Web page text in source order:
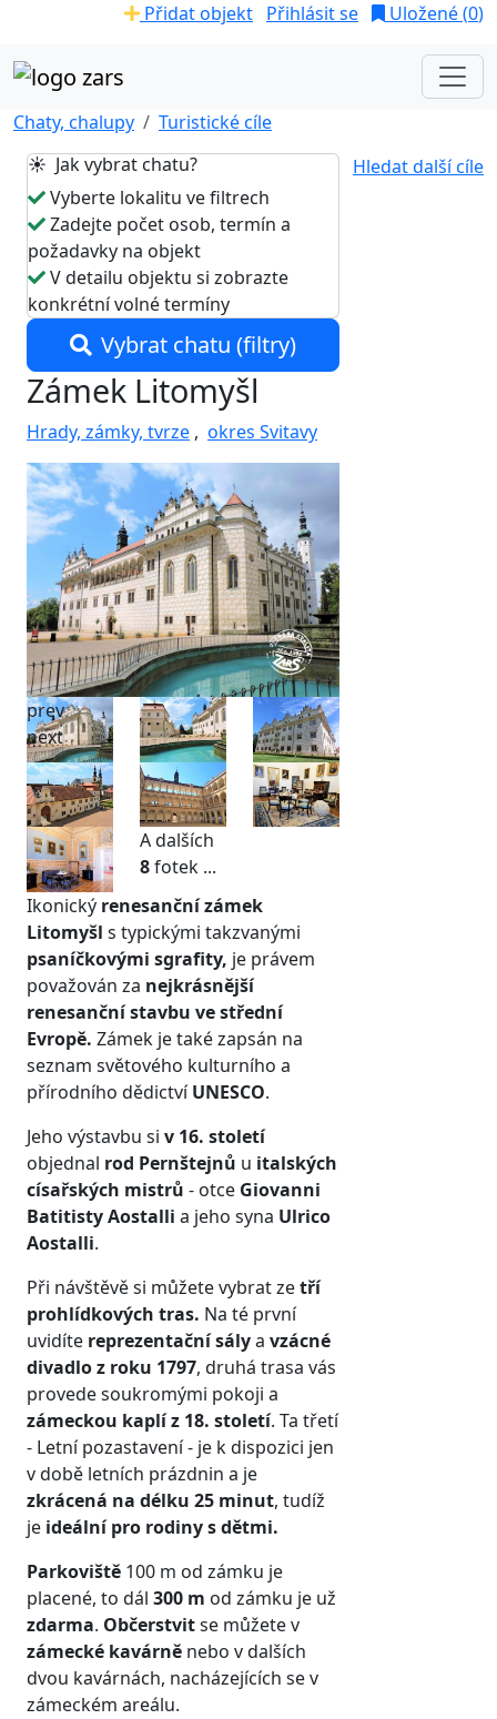
Přidat objekt Přihlásit se Uložené (0)
Chaty, chalupy
Turistické cíle
Hledat další cíle
☀️ Jak vybrat chatu?
Vyberte lokalitu ve filtrech
Zadejte počet osob, termín a
požadavky na objekt
V detailu objektu si zobrazte
konkrétní volné termíny
Vybrat chatu (filtry)
Zámek Litomyšl
Hrady, zámky, tvrze , okres Svitavy
prev
next
A dalších
8fotek ...
Ikonický renesanční zámek
Litomyšl s typickými takzvanými
psaníčkovými sgrafity, je právem
považován za nejkrásnější
renesanční stavbu ve střední
Evropě. Zámek je také zapsán na
seznam světového kulturního a
přírodního dědictvíUNESCO.
Jeho výstavbu si v 16. století
objednal rod Pernštejnů u italských
císařských mistrů - otce Giovanni
Batitisty Aostalli a jeho syna Ulrico
Aostalli.
Při návštěvě si můžete vybrat zetří
prohlídkových tras. Na té první
uvidíte reprezentační sálya vzácné
divadlo z roku 1797, druhá trasa vás
provede soukromými pokoji a
zámeckou kaplí z 18. století. Ta třetí
- Letní pozastavení - je k dispozici jen
v době letních prázdnin a je
zkrácená na délku 25 minut, tudíž
je ideální pro rodiny s dětmi.
Parkoviště 100 m od zámku je
placené, to dál 300 m od zámku je už
zdarma. Občerstvitse můžete v
zámecké kavárně nebo v dalších
dvou kavárnách, nacházejících se v
zámeckém areálu.